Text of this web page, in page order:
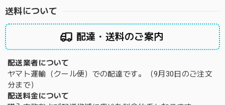
送料について
配達・送料のご案内
配送業者について
ヤマト運輸（クール便）での配達です。（9月30日のご注文
分まで）
配送料金について